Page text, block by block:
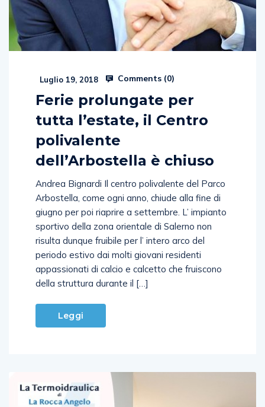
Ferie prolungate per
tutta l’estate, il Centro
polivalente
dell’Arbostella è chiuso
Arbostella, come ogni anno, chiude alla fine di
giugno per poi riaprire a settembre. L’ impianto
sportivo della zona orientale di Salerno non
risulta dunque fruibile per l’ intero arco del
periodo estivo dai molti giovani residenti
appassionati di calcio e calcetto che fruiscono
della struttura durante il […]
Leggi